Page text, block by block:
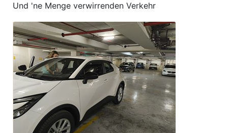
Und 'ne Menge verwirrenden Verkehr